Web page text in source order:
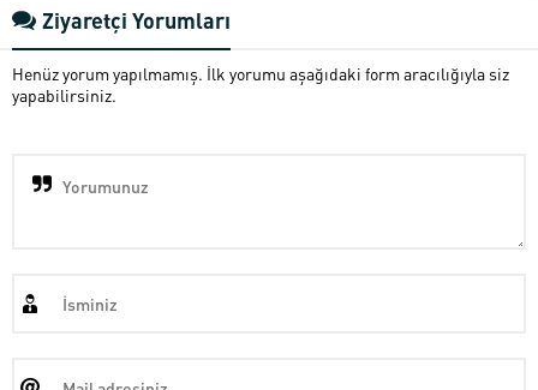
Ziyaretçi Yorumları
Henüz yorum yapılmamış. İlk yorumu aşağıdaki form aracılığıyla siz
yapabilirsiniz.